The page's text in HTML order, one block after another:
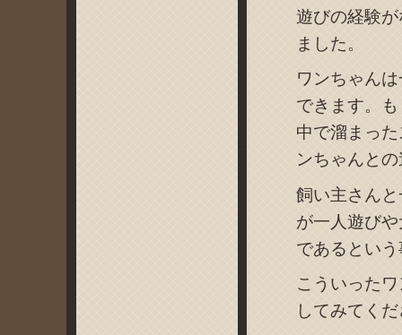
遊びの経験
ました。
ワンちゃん
できます。
中で溜まっ
ンちゃんと
飼い主さん
が一人遊び
であるとい
こういった
してみてく